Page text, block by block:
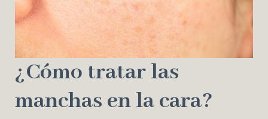
¿Cómo tratar las
manchas en la cara?